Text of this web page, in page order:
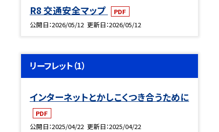
R8 交通安全マップ
PDF
公開日 2026/05/12 更新日 2026/05/12
リーフレット（1）
インターネットとかしこくつき合うために
PDF
公開日 2025/04/22 更新日 2025/04/22